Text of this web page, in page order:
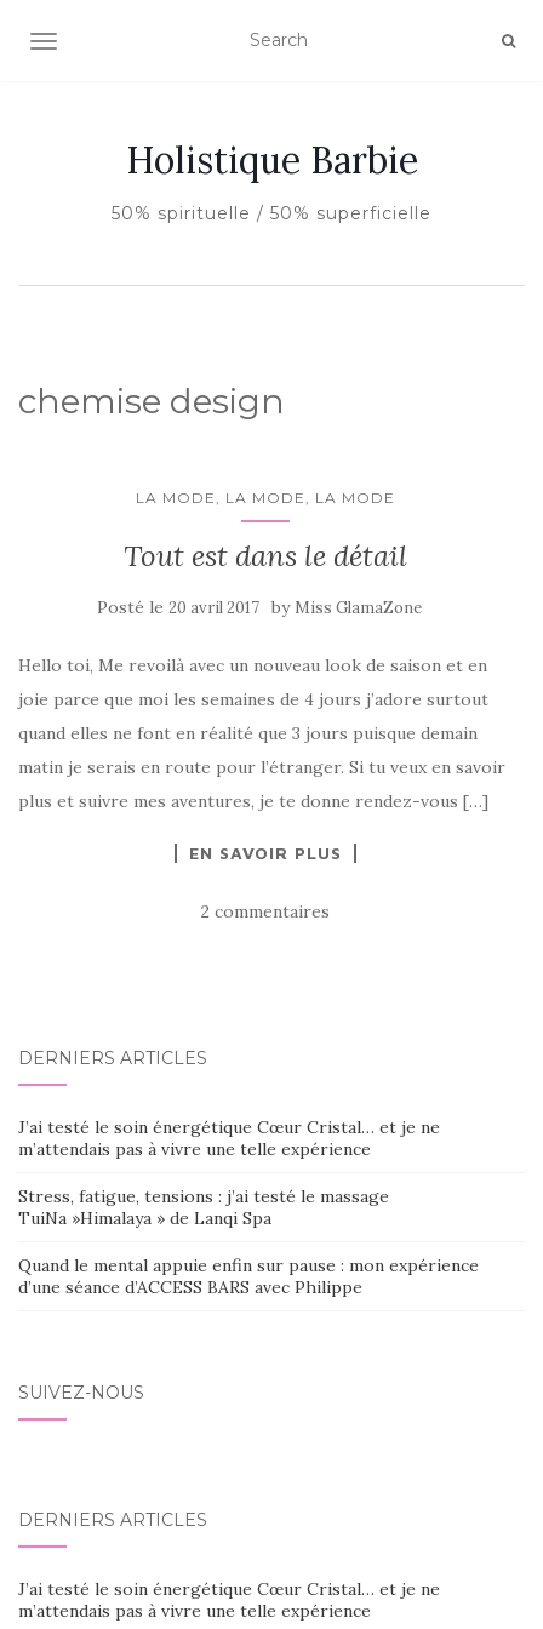
AFFICHER/MASQUER LA NAVIGATION
Holistique Barbie
50% spirituelle / 50% superficielle
chemise design
LA MODE, LA MODE, LA MODE
Tout est dans le détail
Posté le 20 avril 2017 by Miss GlamaZone
Hello toi, Me revoilà avec un nouveau look de saison et en
joie parce que moi les semaines de 4 jours j’adore surtout
quand elles ne font en réalité que 3 jours puisque demain
matin je serais en route pour l’étranger. Si tu veux en savoir
plus et suivre mes aventures, je te donne rendez-vous […]
EN SAVOIR PLUS
2 commentaires
DERNIERS ARTICLES
J’ai testé le soin énergétique Cœur Cristal… et je ne
m’attendais pas à vivre une telle expérience
Stress, fatigue, tensions : j’ai testé le massage
TuiNa »Himalaya » de Lanqi Spa
Quand le mental appuie enfin sur pause : mon expérience
d’une séance d’ACCESS BARS avec Philippe
SUIVEZ-NOUS
DERNIERS ARTICLES
J’ai testé le soin énergétique Cœur Cristal… et je ne
m’attendais pas à vivre une telle expérience